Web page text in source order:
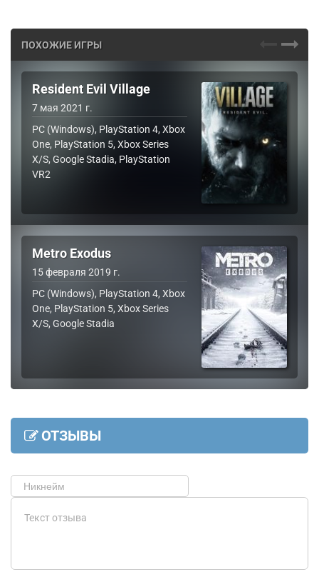
ПОХОЖИЕ ИГРЫ
Resident Evil Village
7 мая 2021 г.
PC (Windows), PlayStation 4, Xbox
One, PlayStation 5, Xbox Series
X/S, Google Stadia, PlayStation
VR2
Metro Exodus
15 февраля 2019 г.
PC (Windows), PlayStation 4, Xbox
One, PlayStation 5, Xbox Series
X/S, Google Stadia
ОТЗЫВЫ